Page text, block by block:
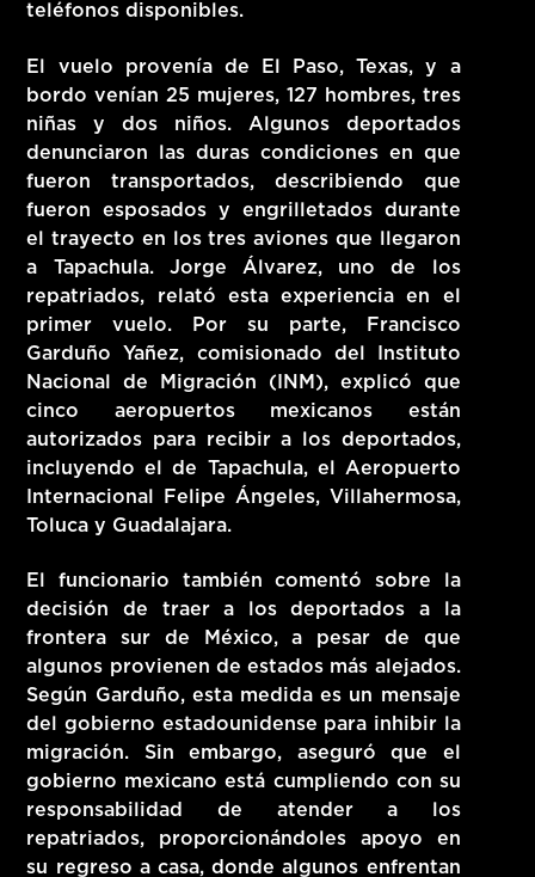
teléfonos disponibles.
El vuelo provenía de El Paso, Texas, y a
bordo venían 25 mujeres, 127 hombres, tres
niñas y dos niños. Algunos deportados
denunciaron las duras condiciones en que
fueron transportados, describiendo que
fueron esposados y engrilletados durante
el trayecto en los tres aviones que llegaron
a Tapachula. Jorge Álvarez, uno de los
repatriados, relató esta experiencia en el
primer vuelo. Por su parte, Francisco
Garduño Yañez, comisionado del Instituto
Nacional de Migración (INM), explicó que
cinco aeropuertos mexicanos están
autorizados para recibir a los deportados,
incluyendo el de Tapachula, el Aeropuerto
Internacional Felipe Ángeles, Villahermosa,
Toluca y Guadalajara.
El funcionario también comentó sobre la
decisión de traer a los deportados a la
frontera sur de México, a pesar de que
algunos provienen de estados más alejados.
Según Garduño, esta medida es un mensaje
del gobierno estadounidense para inhibir la
migración. Sin embargo, aseguró que el
gobierno mexicano está cumpliendo con su
responsabilidad de atender a los
repatriados, proporcionándoles apoyo en
su regreso a casa, donde algunos enfrentan